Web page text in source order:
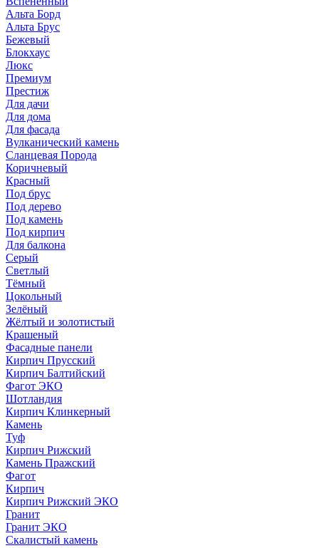
Альта Борд
Альта Брус
Бежевый
Блокхаус
Люкс
Премиум
Престиж
Для дачи
Для дома
Для фасада
Вулканический камень
Сланцевая Порода
Коричневый
Красный
Под брус
Под дерево
Под камень
Под кирпич
Для балкона
Серый
Светлый
Тёмный
Цокольный
Зелёный
Жёлтый и золотистый
Крашеный
Фасадные панели
Кирпич Прусский
Кирпич Балтийский
Фагот ЭКО
Шотландия
Кирпич Клинкерный
Камень
Туф
Кирпич Рижский
Камень Пражский
Фагот
Кирпич
Кирпич Рижский ЭКО
Гранит
Гранит ЭКО
Скалистый камень